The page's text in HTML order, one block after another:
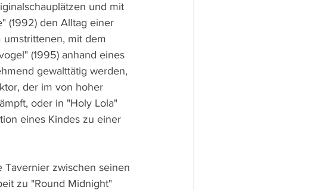
und mit
(1992) den Alltag einer
mit dem
(1995) anhand eines
gewalttätig werden,
der im von hoher
oder in "Holy Lola"
eines Kindes zu einer
zwischen seinen
zu "Round Midnight"